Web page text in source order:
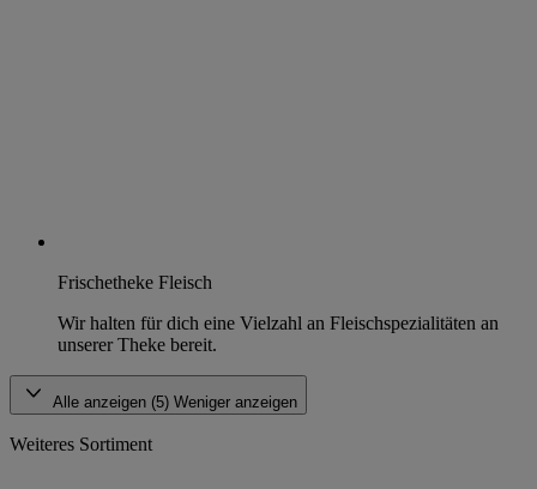
Frischetheke Fleisch
Wir halten für dich eine Vielzahl an Fleischspezialitäten an
unserer Theke bereit.
Alle anzeigen (5) Weniger anzeigen
Weiteres Sortiment